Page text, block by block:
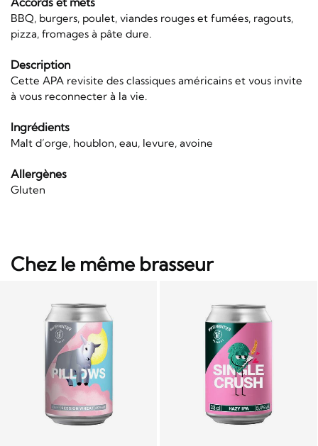
BBQ, burgers, poulet, viandes rouges et fumées, ragouts,
pizza, fromages à pâte dure.
Description
Cette APA revisite des classiques américains et vous invite
à vous reconnecter à la vie.
Ingrédients
Malt d’orge, houblon, eau, levure, avoine
Allergènes
Gluten
Chez le même brasseur